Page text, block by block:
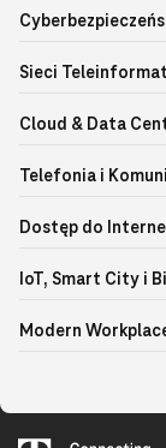
Sieci
Cloud & Data
Telefonia i
Dostęp do
IoT, Smart City i
Modern